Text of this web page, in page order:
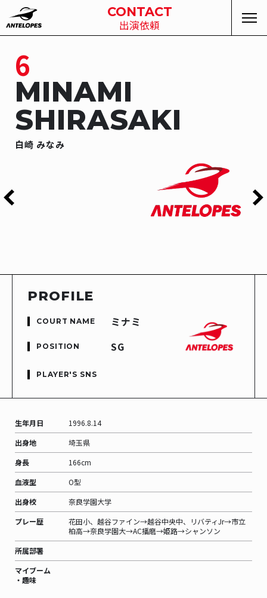
CONTACT
出演依頼
6
MINAMI
SHIRASAKI
白崎 みなみ
PROFILE
COURT NAME ミナミ
POSITION SG
PLAYER'S SNS
生年月日
1996.8.14
出身地
埼玉県
身長
166cm
血液型
O型
出身校
奈良学園大学
プレー歴
花田小、越谷ファイン→越谷中央中、リバティJr→市立
柏高→奈良学園大→AC播磨→姫路→シャンソン
所属部署
マイブーム
・趣味